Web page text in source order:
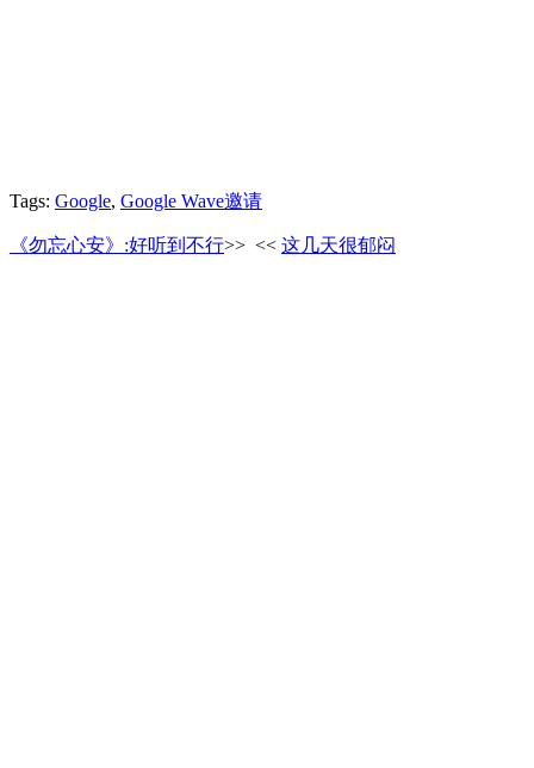
Tags: Google, Google Wave邀请
《勿忘心安》:好听到不行>> << 这几天很郁闷